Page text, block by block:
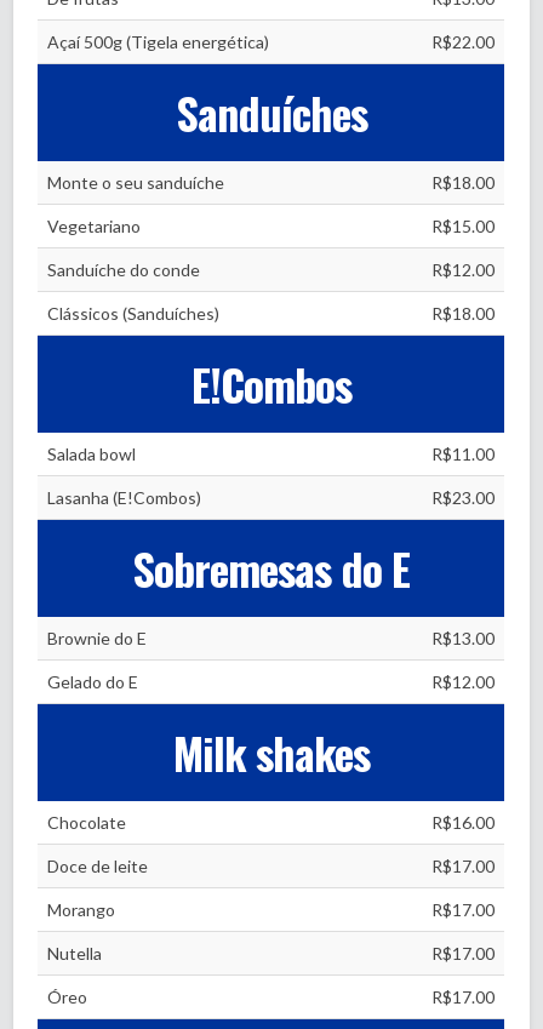
Açaí 500g (Tigela energética) R$22.00
Sanduíches
Monte o seu sanduíche R$18.00
Vegetariano R$15.00
Sanduíche do conde R$12.00
Clássicos (Sanduíches) R$18.00
E!Combos
Salada bowl R$11.00
Lasanha (E!Combos) R$23.00
Sobremesas do E
Brownie do E R$13.00
Gelado do E R$12.00
Milk shakes
Chocolate R$16.00
Doce de leite R$17.00
Morango R$17.00
Nutella R$17.00
Óreo R$17.00